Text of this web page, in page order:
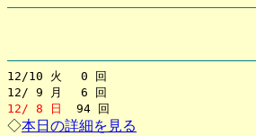
12/10 火 0 回
12/ 9 月 6 回
12/ 8 日
94 回
◇本日の詳細を見る